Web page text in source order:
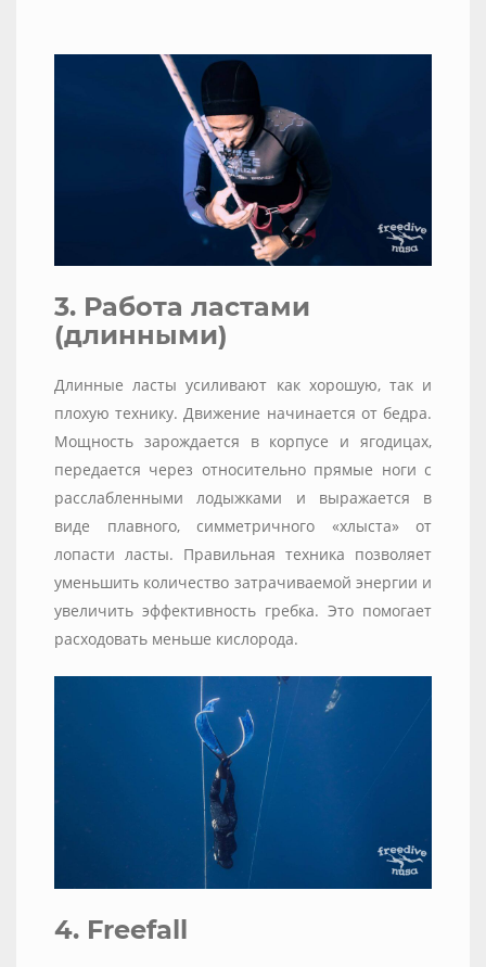
3. Работа ластами
(длинными)
Длинные ласты усиливают как хорошую, так и
плохую технику. Движение начинается от бедра.
Мощность зарождается в корпусе и ягодицах,
передается через относительно прямые ноги с
расслабленными лодыжками и выражается в
виде плавного, симметричного «хлыста» от
лопасти ласты. Правильная техника позволяет
уменьшить количество затрачиваемой энергии и
увеличить эффективность гребка. Это помогает
расходовать меньше кислорода.
4. Freefall